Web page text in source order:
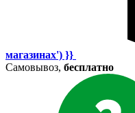
магазинах') }}
Самовывоз, бесплатно